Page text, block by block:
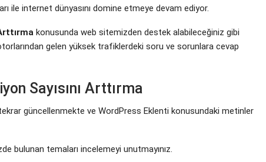
ile internet dünyasını domine etmeye devam ediyor.
konusunda web sitemizden destek alabileceğiniz gibi
gelen yüksek trafiklerdeki soru ve sorunlara cevap
Sayısını Arttırma
güncellenmekte ve WordPress Eklenti konusundaki metinler
bulunan temaları incelemeyi unutmayınız.